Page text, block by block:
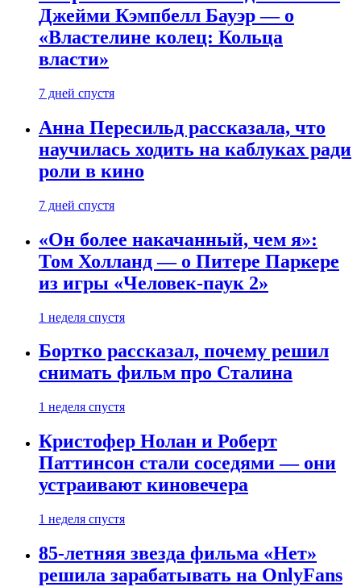
Джейми Кэмпбелл Бауэр — о
«Властелине колец: Кольца
власти»
7 дней спустя
Анна Пересильд рассказала, что
научилась ходить на каблуках ради
роли в кино
7 дней спустя
«Он более накачанный, чем я»:
Том Холланд — о Питере Паркере
из игры «Человек-паук 2»
1 неделя спустя
Бортко рассказал, почему решил
снимать фильм про Сталина
1 неделя спустя
Кристофер Нолан и Роберт
Паттинсон стали соседями — они
устраивают киновечера
1 неделя спустя
85-летняя звезда фильма «Нет»
решила зарабатывать на OnlyFans